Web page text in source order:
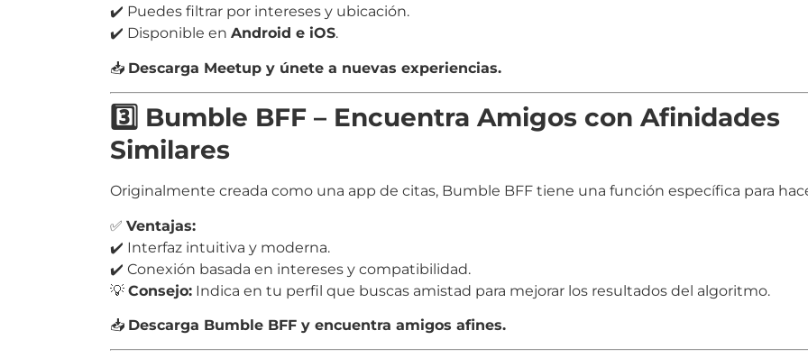
✔️ Puedes filtrar por intereses y ubicación.
✔️ Disponible en Android e iOS.
📥 Descarga Meetup y únete a nuevas experiencias.
3️⃣ Bumble BFF – Encuentra Amigos con Afinidades
Similares
Originalmente creada como una app de citas, Bumble BFF tiene una función específica para
✅ Ventajas:
✔️ Interfaz intuitiva y moderna.
✔️ Conexión basada en intereses y compatibilidad.
💡 Consejo: Indica en tu perfil que buscas amistad para mejorar los resultados del algoritmo.
📥 Descarga Bumble BFF y encuentra amigos afines.